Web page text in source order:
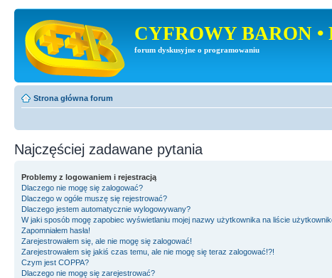
CYFROWY BARON
forum dyskusyjne o programowaniu
Strona główna forum
Najczęściej zadawane pytania
Problemy z logowaniem i rejestracją
Dlaczego nie mogę się zalogować?
Dlaczego w ogóle muszę się rejestrować?
Dlaczego jestem automatycznie wylogowywany?
W jaki sposób mogę zapobiec wyświetlaniu mojej nazwy użytkownika na liście
Zapomniałem hasła!
Zarejestrowałem się, ale nie mogę się zalogować!
Zarejestrowałem się jakiś czas temu, ale nie mogę się teraz zalogować!?!
Czym jest COPPA?
Dlaczego nie mogę się zarejestrować?